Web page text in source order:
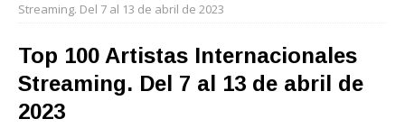
Streaming. Del 7 al 13 de abril de 2023
Top 100 Artistas Internacionales
Streaming. Del 7 al 13 de abril de
2023